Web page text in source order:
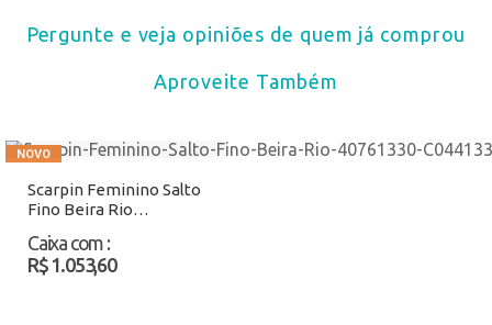
Pergunte e veja opiniões de quem já comprou
Aproveite Também
Scarpin Feminino Salto
Fino Beira Rio
Atacado
Caixa com :
R$ 1.053,60